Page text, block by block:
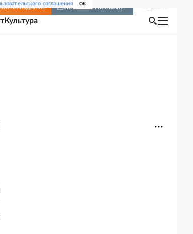
соглашения OK
НА ИЗДАНИЕ ВКЛЮЧИТЬ РАССЫЛКУ
Культура